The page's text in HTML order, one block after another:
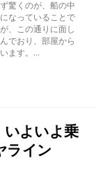
驚くのが、船の中
なっていることで
、この通りに面し
でおり、部屋から
ます。...
いよいよ乗
ライン